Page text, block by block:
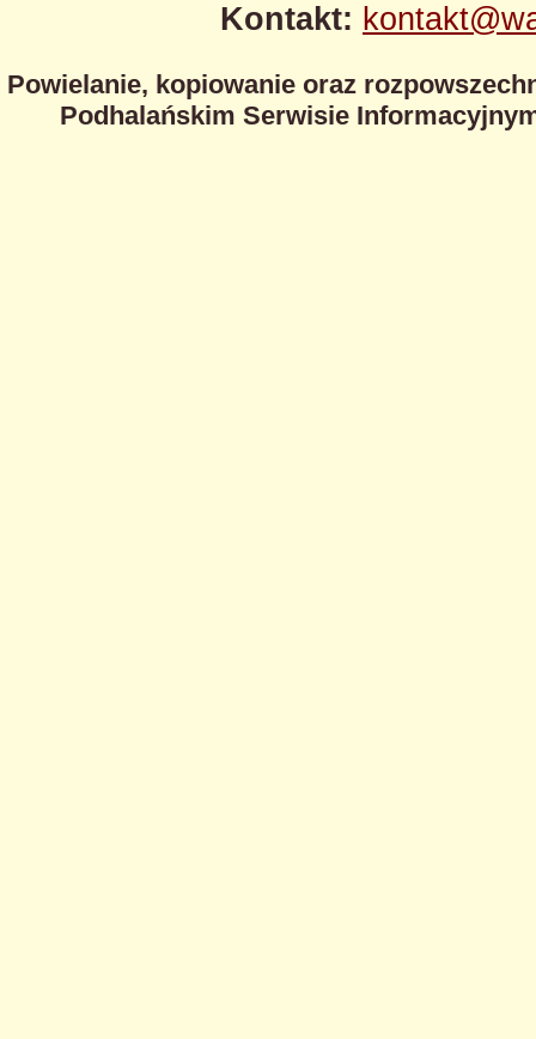
Kontakt:
Powielanie, kopiowanie oraz
Podhalańskim Serwisie